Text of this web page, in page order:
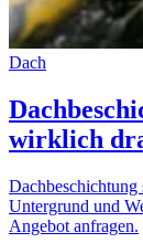
Dach
wirklich
Dachbeschichtung
Untergrund und
Angebot anfragen.